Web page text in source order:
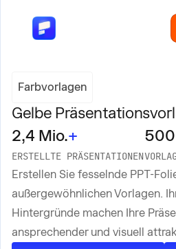
Farbvorlagen
Gelbe
2,4 Mio.+
ERSTELLTE PRÄSENTATIONEN
500
Erstellen Sie fesselnde PPT-
außergewöhnlichen Vorlagen.
Hintergründe machen Ihre
ansprechender und visuell